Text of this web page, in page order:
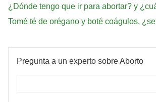
¿Dónde tengo que ir para abortar? y
Tomé té de orégano y boté coágulos,
Pregunta a un experto sobre Aborto